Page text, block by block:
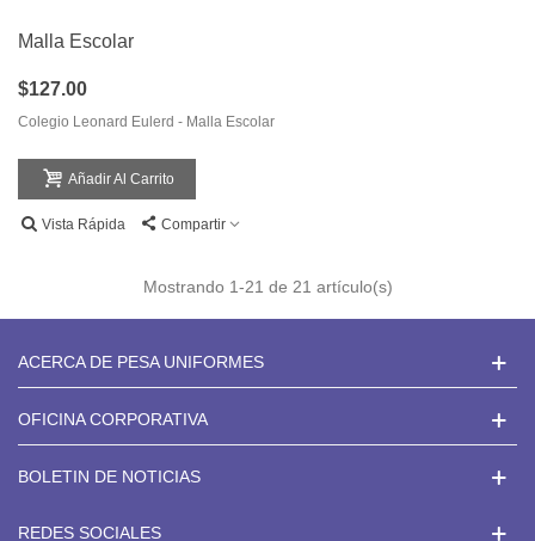
Malla Escolar
$127.00
Colegio Leonard Eulerd - Malla Escolar
Añadir Al Carrito
Vista Rápida Compartir
Mostrando 1-21 de 21 artículo(s)
ACERCA DE PESA UNIFORMES
OFICINA CORPORATIVA
REDES SOCIALES
BOLETIN DE NOTICIAS